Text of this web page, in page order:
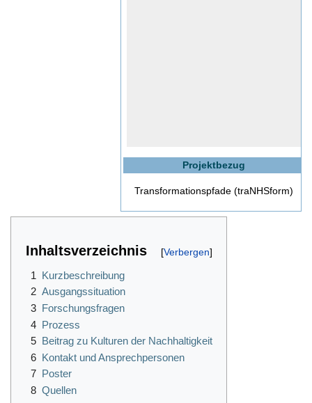
Projektbezug
Transformationspfade (traNHSform)
Inhaltsverzeichnis
1 Kurzbeschreibung
2 Ausgangssituation
3 Forschungsfragen
4 Prozess
5 Beitrag zu Kulturen der Nachhaltigkeit
6 Kontakt und Ansprechpersonen
7 Poster
8 Quellen